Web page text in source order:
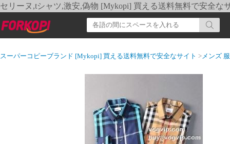
セリーヌ,tシャツ,激安,偽物 [Mykopi] 買える送料無料で安全な
スーパーコピーブランド [Mykopi] 買える送料無料で安全なサイト >メンズ 服